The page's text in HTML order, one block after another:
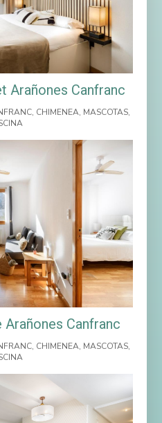
Arañones Canfranc
, CHIMENEA, MASCOTAS,
Canfranc
, CHIMENEA, MASCOTAS,